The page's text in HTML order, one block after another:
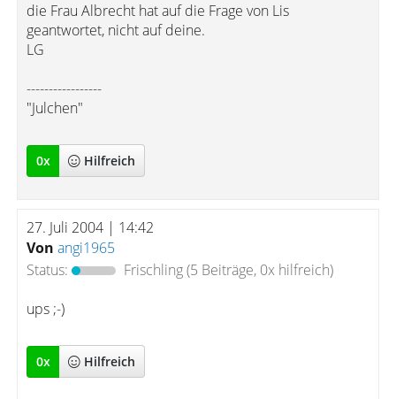
die Frau Albrecht hat auf die Frage von Lis
geantwortet, nicht auf deine.
LG
-----------------
"Julchen"
0x Hilfreich
27. Juli 2004 | 14:42
Von angi1965
Status:
Frischling(5 Beiträge, 0x hilfreich)
ups ;-)
0x Hilfreich